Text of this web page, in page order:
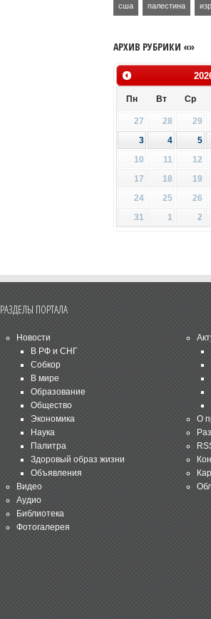
сша палестина
АРХИВ РУБРИКИ «»
Пн Вт Ср
27 28 29
3
4 5
10
11 12
17
18 19
24
25 26
31
1 2
РАЗДЕЛЫ ПОРТАЛА
Новости
В РФ и СНГ
Собкор
В мире
Образование
Общество
Экономика
Наука
Палитра
Здоровый образ жизни
Объявления
Видео
Аудио
Библиотека
Фотогалерея
О